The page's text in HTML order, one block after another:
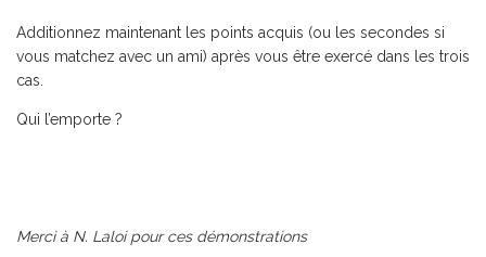
Additionnez maintenant les points acquis (ou les secondes si
vous matchez avec un ami) après vous être exercé dans les trois
cas.
Qui l’emporte ?
Merci à N. Laloi pour ces démonstrations